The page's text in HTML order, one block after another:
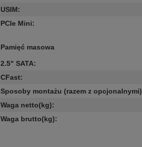
USIM:
PCIe Mini:
Pamięć masowa
2.5" SATA:
CFast:
Sposoby montażu (razem z opcjonalnymi)
Waga netto(kg):
Waga brutto(kg):